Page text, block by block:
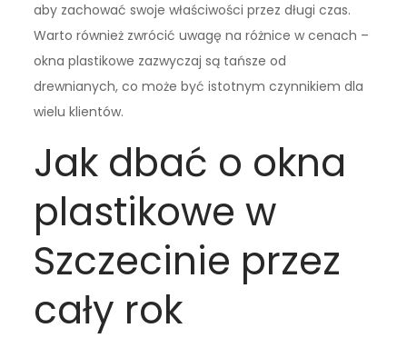
aby zachować swoje właściwości przez długi czas.
Warto również zwrócić uwagę na różnice w cenach –
okna plastikowe zazwyczaj są tańsze od
drewnianych, co może być istotnym czynnikiem dla
wielu klientów.
Jak dbać o okna
plastikowe w
Szczecinie przez
cały rok